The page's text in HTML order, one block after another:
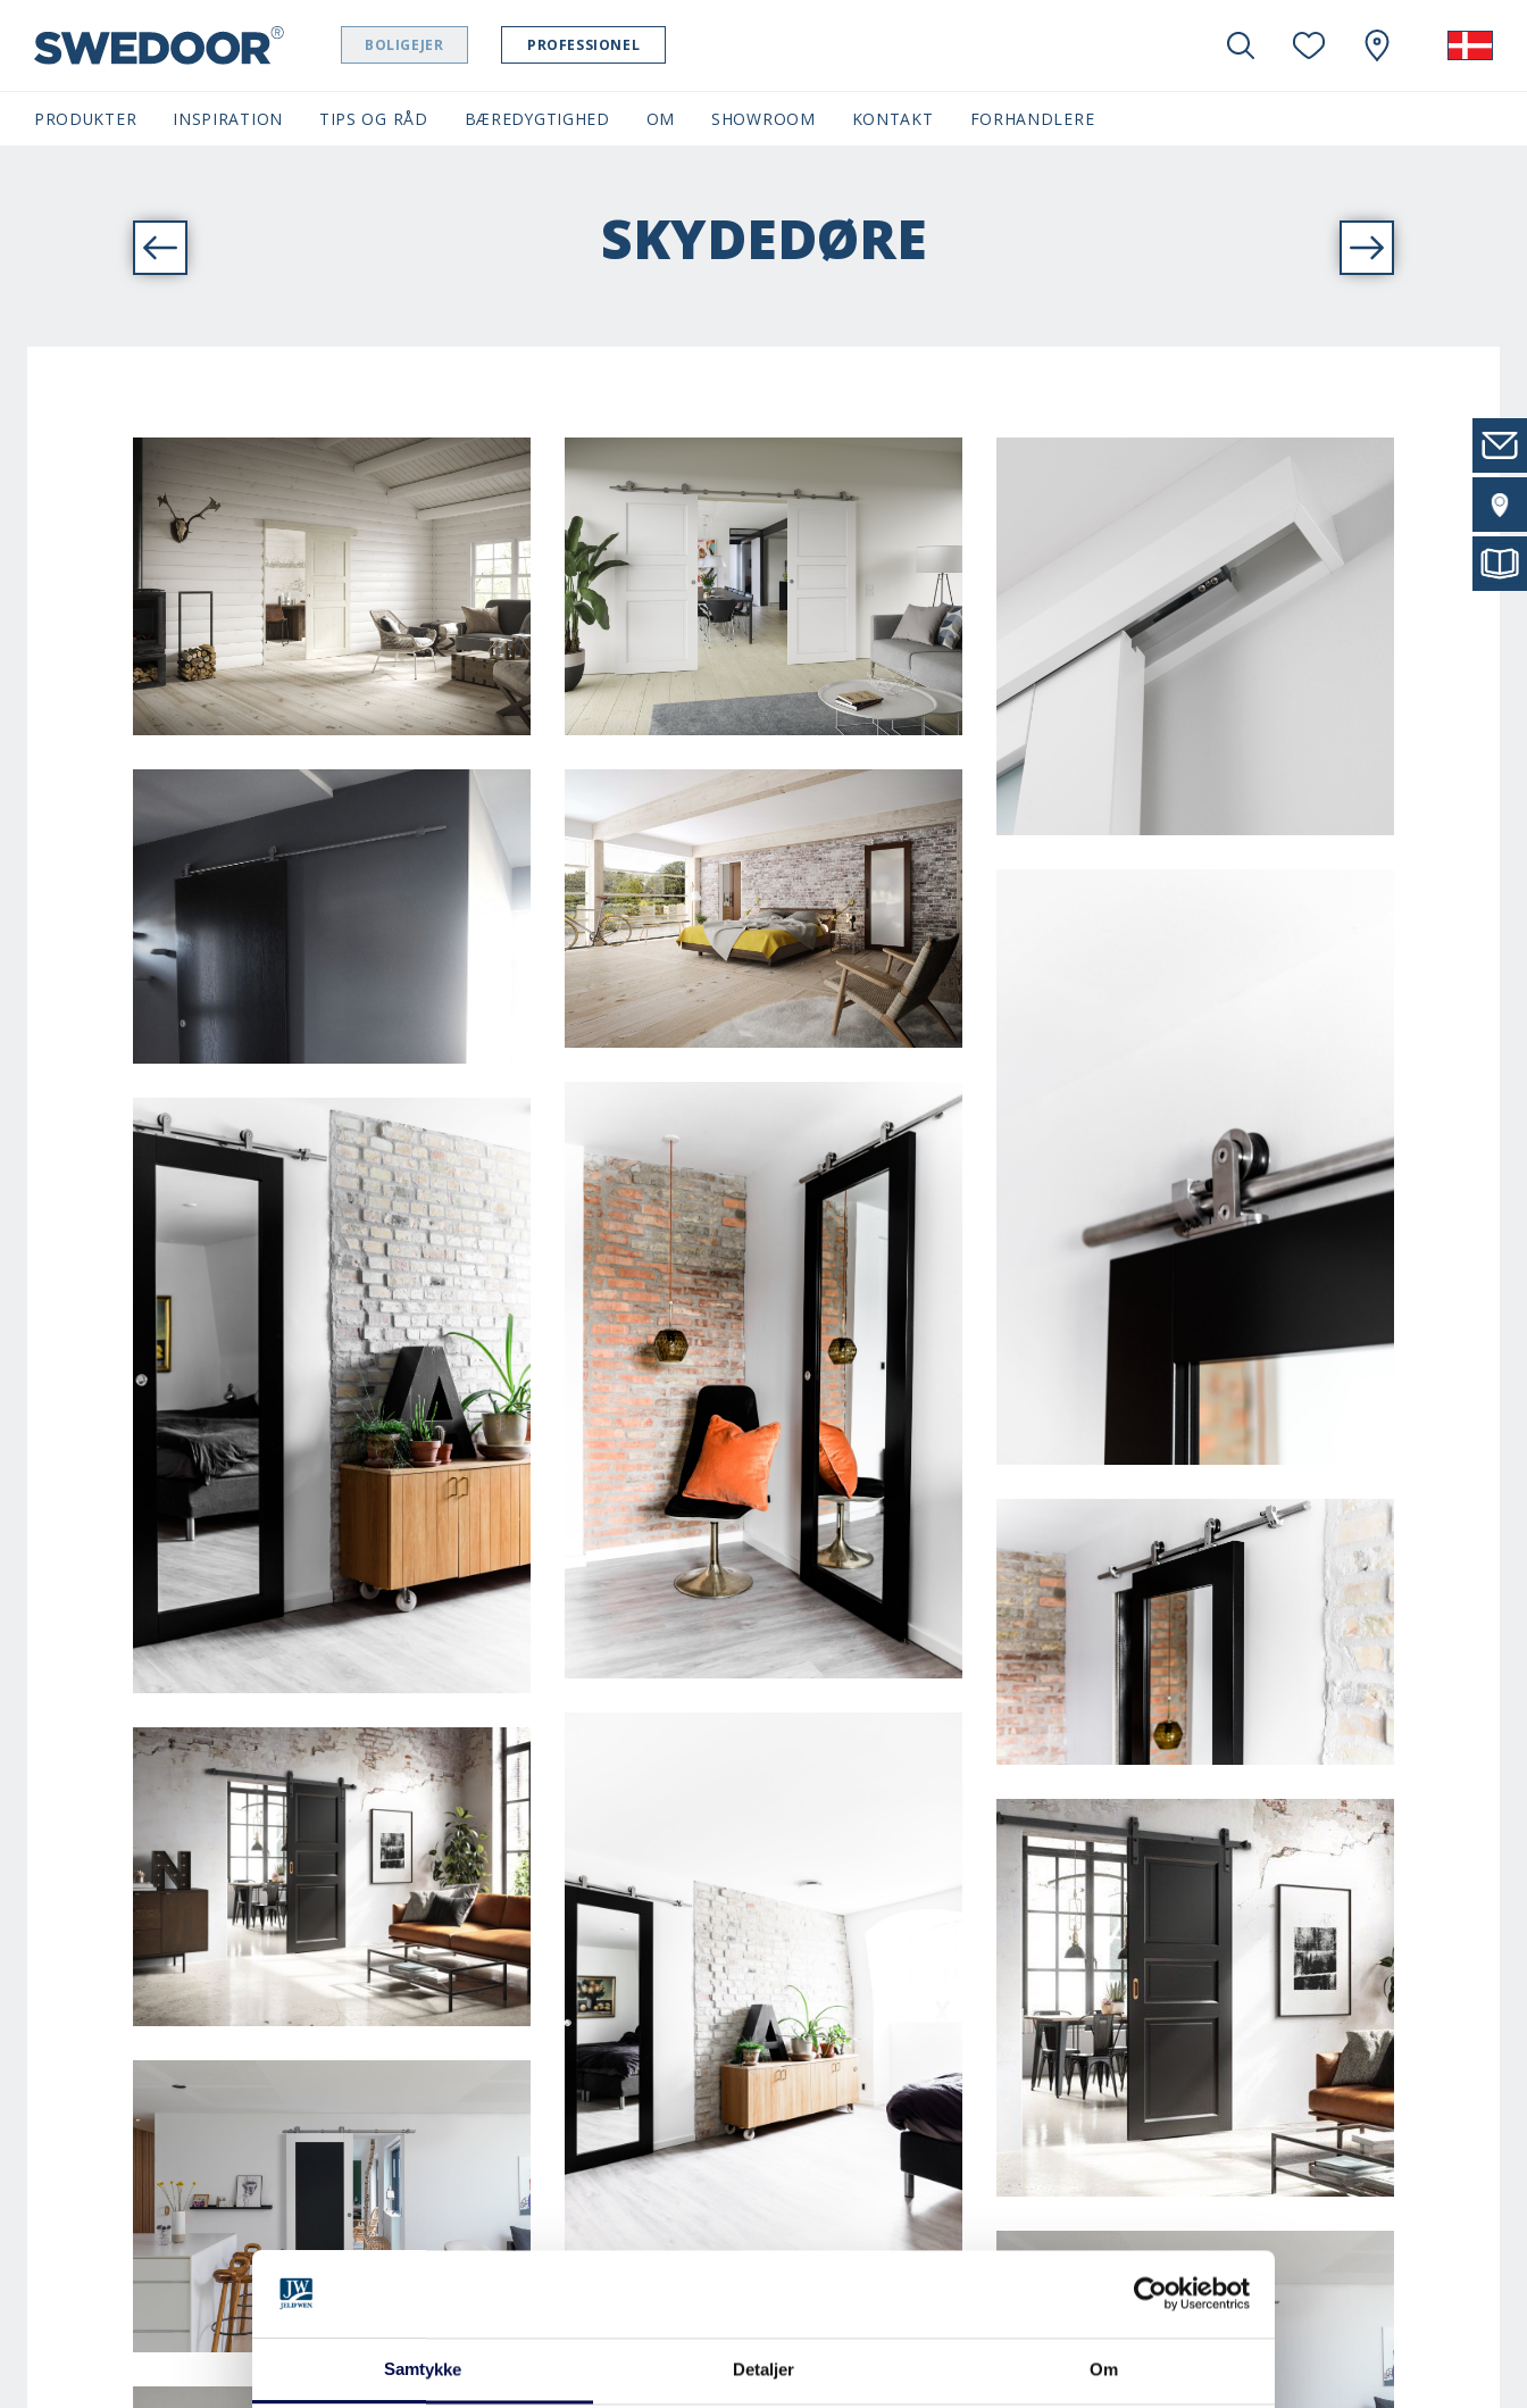
Samtykke Detaljer Om
SWEDOOR NAVIGATION BOLIGEJER PROFESSIONEL
PRODUKTER INSPIRATION TIPS OG RÅD BÆREDYGTIGHED OM SHOWROOM (CURRENT)
KONTAKT FORHANDLERE
SKYDEDØRE
SKYDEDØR ADVANCE-LINE
TRADITION 03 FYR
SKYDEDØR ADVANCE-LINE
CRAFT 03 HVID
SKYDEDØR DESIGNSKINNE
SKYDEDØR INDBYGGET OG
SKYDEDØR DESIGNSKINNE
SKYDEDØR DESIGNSKINNE
UNIQUE 01L SPEJLDØR
SKYDEDØR DESIGNSKINNE
UNIQUE 01L SPEJLDØR
SKYDEDØR DESIGNSKINNE
UNIQUE 01L SPEJLDØR
RETRO-RAIL-SCENERY-NEW
RETRO-RAIL-SCENERY-NEW-
SKYDEDØR DESIGNSKINNE